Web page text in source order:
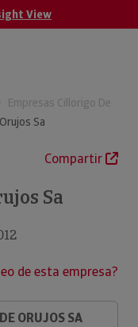
View
Empresas Cillorigo De
Sa
Compartir
Sa
de esta empresa?
ORUJOS SA